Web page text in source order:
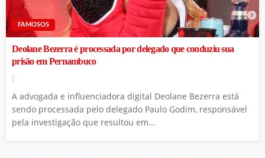
FAMOSOS
Deolane Bezerra é processada por delegado que conduziu sua
prisão em Pernambuco
A advogada e influenciadora digital Deolane Bezerra está
sendo processada pelo delegado Paulo Godim, responsável
pela investigação que resultou em...